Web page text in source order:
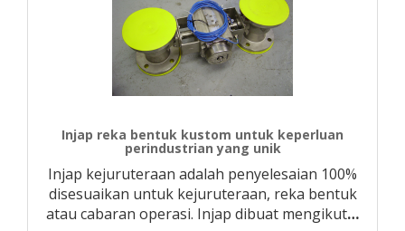
Injap reka bentuk kustom untuk keperluan
perindustrian yang unik
Injap kejuruteraan adalah penyelesaian 100%
disesuaikan untuk kejuruteraan, reka bentuk
atau cabaran operasi. Injap dibuat mengikut…